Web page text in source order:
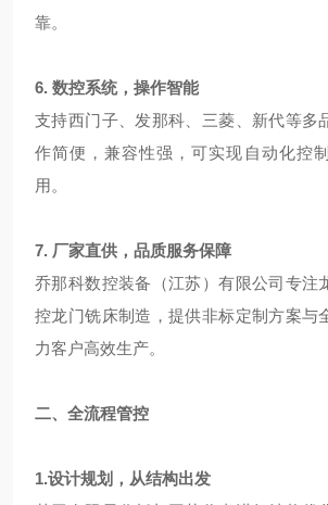
靠。
6. 数控系统，操作智能
支持西门子、发那科、三菱、新代等多
作简便，兼容性强，可实现自动化控
用。
7. 厂家直供，品质服务保障
乔那科数控装备（江苏）有限公司专注
控龙门铣床制造，提供非标定制方案与
力客户高效生产。
二、全流程管控
1.设计规划，从结构出发